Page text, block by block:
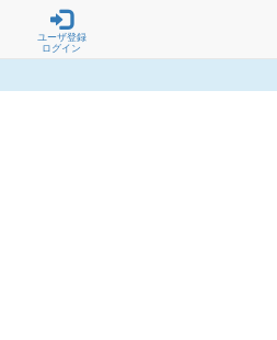
ユーザ登録
ログイン